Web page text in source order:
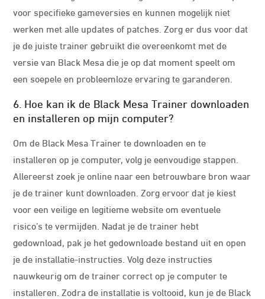
voor specifieke gameversies en kunnen mogelijk niet
werken met alle updates of patches. Zorg er dus voor dat
je de juiste trainer gebruikt die overeenkomt met de
versie van Black Mesa die je op dat moment speelt om
een soepele en probleemloze ervaring te garanderen.
6. Hoe kan ik de Black Mesa Trainer downloaden
en installeren op mijn computer?
Om de Black Mesa Trainer te downloaden en te
installeren op je computer, volg je eenvoudige stappen.
Allereerst zoek je online naar een betrouwbare bron waar
je de trainer kunt downloaden. Zorg ervoor dat je kiest
voor een veilige en legitieme website om eventuele
risico’s te vermijden. Nadat je de trainer hebt
gedownload, pak je het gedownloade bestand uit en open
je de installatie-instructies. Volg deze instructies
nauwkeurig om de trainer correct op je computer te
installeren. Zodra de installatie is voltooid, kun je de Black